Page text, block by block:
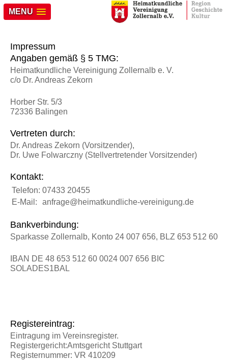
MENU
Impressum
Angaben gemäß § 5 TMG:
Heimatkundliche Vereinigung Zollernalb e. V.
c/o Dr. Andreas Zekorn
Horber Str. 5/3
72336 Balingen
Vertreten durch:
Dr. Andreas Zekorn (Vorsitzender),
Dr. Uwe Folwarczny (Stellvertretender Vorsitzender)
Kontakt:
Telefon: 07433 20455
E-Mail:
anfrage@heimatkundliche-vereinigung.de
Bankverbindung:
Sparkasse Zollernalb, Konto 24 007 656, BLZ 653 512 60
IBAN DE 48 653 512 60 0024 007 656 BIC
SOLADES1BAL
Registereintrag:
Eintragung im Vereinsregister.
Registergericht:Amtsgericht Stuttgart
Registernummer: VR 410209